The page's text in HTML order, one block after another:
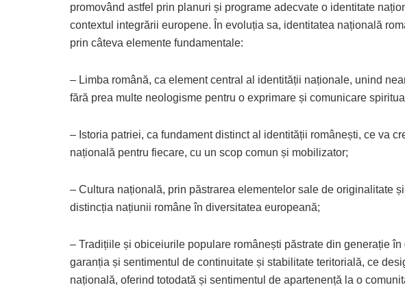
promovând astfel prin planuri și programe adecvate o identitate
contextul integrării europene. În evoluția sa, identitatea națională
prin câteva elemente fundamentale:
– Limba română, ca element central al identității naționale, unind
fără prea multe neologisme pentru o exprimare și comunicare
– Istoria patriei, ca fundament distinct al identității românești, ce va
națională pentru fiecare, cu un scop comun și mobilizator;
– Cultura națională, prin păstrarea elementelor sale de originalitate
distincția națiunii române în diversitatea europeană;
– Tradițiile și obiceiurile populare românești păstrate din generație
garanția și sentimentul de continuitate și stabilitate teritorială, ce
națională, oferind totodată și sentimentul de apartenență la o